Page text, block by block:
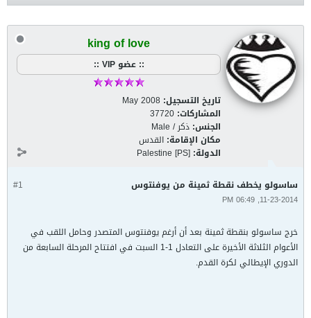
king of love
:: عضو VIP ::
تاريخ التسجيل: May 2008
المشاركات: 37720
الجنس: ذكر / Male
مكان الإقامة: القدس
الدولة: Palestine [PS]
#1 ساسولو يخطف نقطة ثمينة من يوفنتوس
11-23-2014, 06:49 PM
خرج ساسولو بنقطة ثمينة بعد أن أرغم يوفنتوس المتصدر وحامل اللقب في
الأعوام الثلاثة الأخيرة على التعادل 1-1 السبت في افتتاح المرحلة السابعة من
الدوري الإيطالي لكرة القدم.